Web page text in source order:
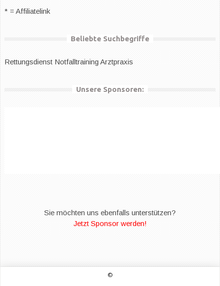
* = Affiliatelink
Beliebte Suchbegriffe
Rettungsdienst Notfalltraining Arztpraxis
Unsere Sponsoren:
Sie möchten uns ebenfalls unterstützen?
Jetzt Sponsor werden!
©